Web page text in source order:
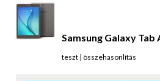
Ez utóbbi támogatja a
manapság népszerű
Samsung Galaxy Tab
teszt| összehasonlítás